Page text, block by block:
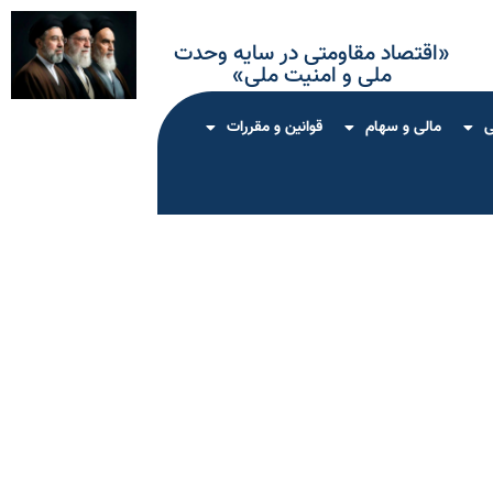
«اقتصاد مقاومتی در سایه وحدت
ملی و امنیت ملی»
مالی و سهام قوانین و مقررات